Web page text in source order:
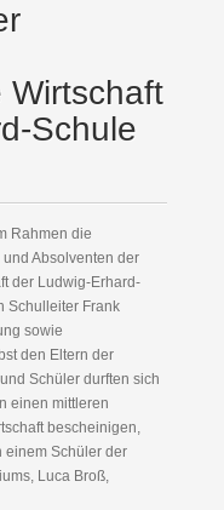
Wirtschaft
Schule
Rahmen die
Absolventen der
der Ludwig-Erhard-
Schulleiter Frank
sowie
den Eltern der
Schüler durften sich
einen mittleren
bescheinigen,
einem Schüler der
Luca Broß,